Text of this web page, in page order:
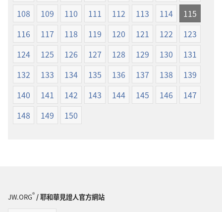
108
109 110 111 112 113 114
115
116
117 118 119 120 121 122
123
124
125 126 127 128 129 130
131
132
133 134 135 136 137 138
139
140
141 142 143 144 145 146
147
148
149 150
JW.ORG® / 耶和華見證人官方網站